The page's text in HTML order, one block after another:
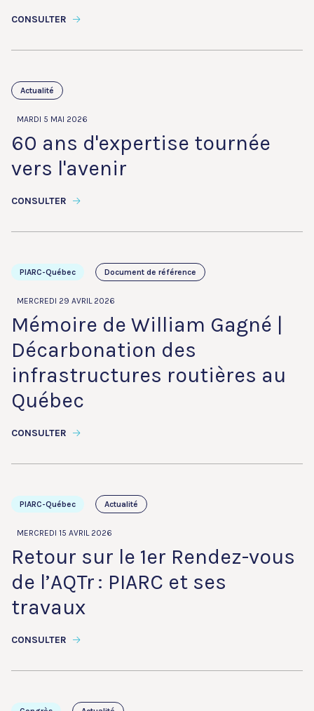
CONSULTER
Actualité
MARDI 5 MAI 2026
60 ans d'expertise tournée
vers l'avenir
CONSULTER
PIARC-Québec Document de référence
MERCREDI 29 AVRIL 2026
Mémoire de William Gagné |
Décarbonation des
infrastructures routières au
Québec
CONSULTER
PIARC-Québec Actualité
MERCREDI 15 AVRIL 2026
Retour sur le 1er Rendez-vous
de l’AQTr : PIARC et ses
travaux
CONSULTER